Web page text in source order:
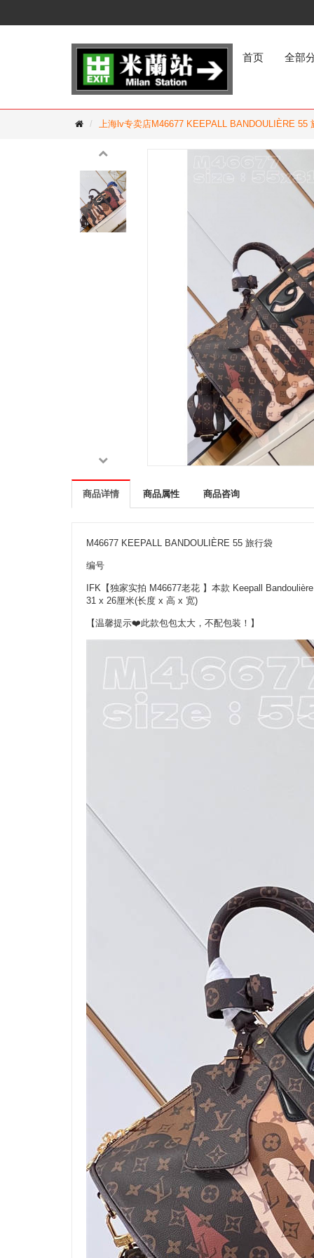
首页 全部
上海lv专卖店M46677 KEEPALL BANDOULIÈRE 55
商品详情 商品属性 商品咨询
M46677 KEEPALL BANDOULIÈRE 55 旅行袋
编号
IFK【独家实拍 M46677老花 】本款 Keepall
31 x 26厘米(长度 x 高 x 宽)
【温馨提示❤️此款包包太大，不配包装！】